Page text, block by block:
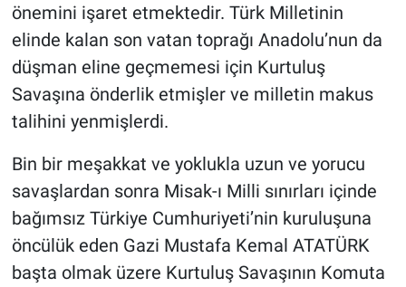
önemini işaret etmektedir. Türk Milletinin
elinde kalan son vatan toprağı Anadolu’nun da
düşman eline geçmemesi için Kurtuluş
Savaşına önderlik etmişler ve milletin makus
talihini yenmişlerdi.
Bin bir meşakkat ve yoklukla uzun ve yorucu
savaşlardan sonra Misak-ı Milli sınırları içinde
bağımsız Türkiye Cumhuriyeti’nin kuruluşuna
öncülük eden Gazi Mustafa Kemal ATATÜRK
başta olmak üzere Kurtuluş Savaşının Komuta